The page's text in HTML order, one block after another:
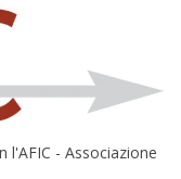
l'AFIC - Associazione